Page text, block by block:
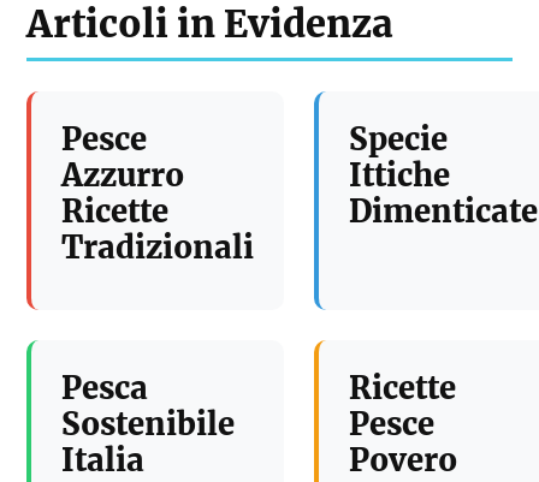
Articoli in Evidenza
Pesce
Azzurro
Ricette
Tradizionali
Specie
Ittiche
Dimenticate
Pesca
Sostenibile
Italia
Ricette
Pesce
Povero